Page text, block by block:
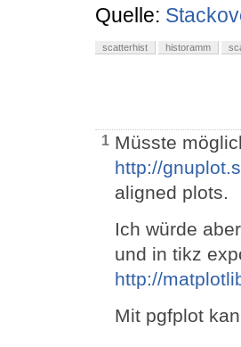
Quelle:
scatterhist historamm
1 Müsste
http://
aligned plots.
Ich würde
und in tikz
http://
Mit pgfplot